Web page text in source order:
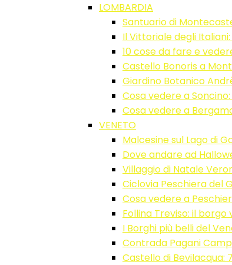
LOMBARDIA
Santuario di
Il Vittoriale degli
10 cose da fare e
Castello Bonoris a
Giardino Botanico
Cosa vedere a
Cosa vedere a
VENETO
Malcesine sul Lago di
Dove andare ad
Villaggio di Natale
Ciclovia Peschiera del
Cosa vedere a
Follina Treviso: il
I Borghi più belli del
Contrada Pagani
Castello di Bevilacqua: